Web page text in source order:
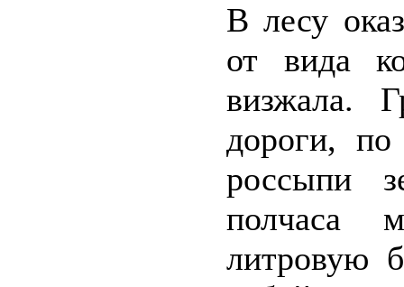
В лесу
от вида
визжала.
дороги, по
россыпи
полчаса
литровую